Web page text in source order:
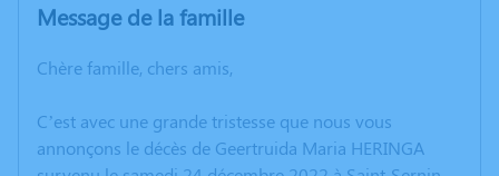
Message de la famille
Chère famille, chers amis,
C’est avec une grande tristesse que nous vous
annonçons le décès de Geertruida Maria HERINGA